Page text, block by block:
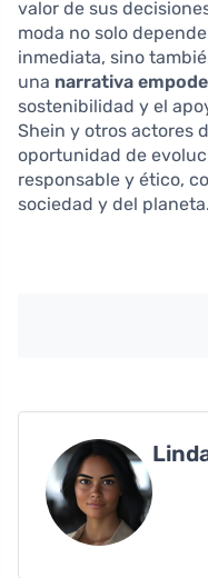
valor de sus
moda no solo
inmediata, sino
una narrativa
sostenibilidad y el
Shein y otros actores
oportunidad de
responsable y ético,
sociedad y del planeta.